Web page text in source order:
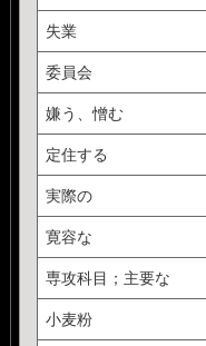
失業
委員会
嫌う、憎む
定住する
実際の
寛容な
専攻科目；主要な
小麦粉